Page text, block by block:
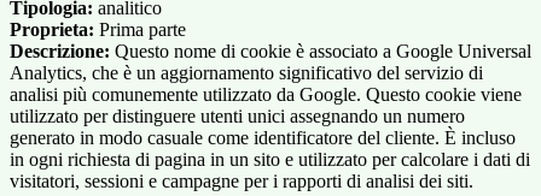
Tipologia: analitico
Proprieta: Prima parte
Descrizione: Questo nome di cookie è associato a Google Universal
Analytics, che è un aggiornamento significativo del servizio di
analisi più comunemente utilizzato da Google. Questo cookie viene
utilizzato per distinguere utenti unici assegnando un numero
generato in modo casuale come identificatore del cliente. È incluso
in ogni richiesta di pagina in un sito e utilizzato per calcolare i dati di
visitatori, sessioni e campagne per i rapporti di analisi dei siti.